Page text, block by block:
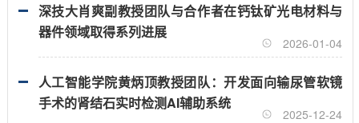
深技大肖爽副教授团队与合作者在钙钛矿光电材料与
器件领域取得系列进展
2026-01-04
人工智能学院黄炳顶教授团队：开发面向输尿管软镜
手术的肾结石实时检测AI辅助系统
2025-12-24